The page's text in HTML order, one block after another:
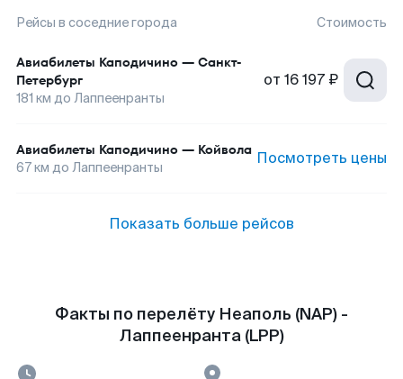
Рейсы в соседние города Стоимость
Авиабилеты Каподичино — Санкт-
Петербург
181 км до Лаппеенранты
от 16 197 ₽
Авиабилеты Каподичино — Койвола
67км до Лаппеенранты Посмотреть цены
Показать больше рейсов
Факты по перелёту Неаполь (NAP) -
Лаппеенранта (LPP)